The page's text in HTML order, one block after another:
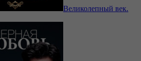
Великолепный век.